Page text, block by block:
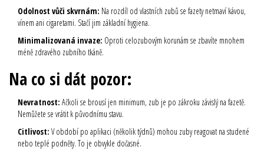
Odolnost vůči skvrnám: Na rozdíl od vlastních zubů se fazety netmaví kávou,
vínem ani cigaretami. Stačí jim základní hygiena.
Minimalizovaná invaze: Oproti celozubovým korunám se zbavíte mnohem
méně zdravého zubního tkáně.
Na co si dát pozor:
Nevratnost: Ačkoli se brousí jen minimum, zub je po zákroku závislý na fazetě.
Nemůžete se vrátit k původnímu stavu.
Citlivost: V období po aplikaci (několik týdnů) mohou zuby reagovat na studené
nebo teplé podněty. To je obvykle dočasné.